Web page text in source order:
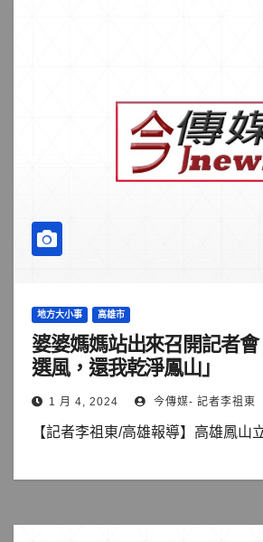
地方大小事 高雄市
婆婆媽媽站出來召開記者
選風，還我乾淨鳳山」
1 月 4, 2024 今傳媒- 記者李祖東
【記者李祖東/高雄報導】高雄鳳山